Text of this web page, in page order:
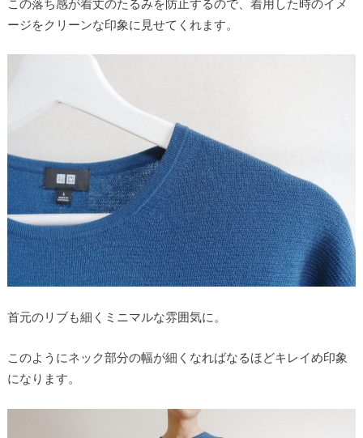
この落ち感が着丈のたるみを防止するので、着用した時のイメ
ージをクリーンな印象に見せてくれます。
首元のリブも細くミニマルな雰囲気に。
このようにネック部分の幅が細くなればなるほどキレイめ印象
になります。